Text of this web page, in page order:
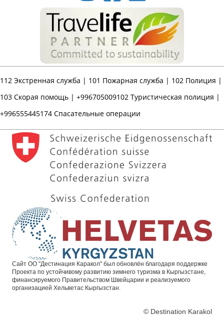
112 Экстренная служба | 101 Пожарная служба | 102 Полиция |
103 Скорая помощь | +996705009102 Туристическая полиция |
+996555445174 Спасательные операции
Сайт ОО "Дестинация Каракол" был обновлён благодаря поддержке
Проекта по устойчивому развитию зимнего туризма в Кыргызстане,
финансируемого Правительством Швейцарии и реализуемого
организацией Хельветас Кыргызстан.
© Destination Karakol